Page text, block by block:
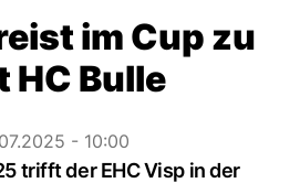
im Cup zu
Bulle
- 10:00
trifft der EHC Visp in der